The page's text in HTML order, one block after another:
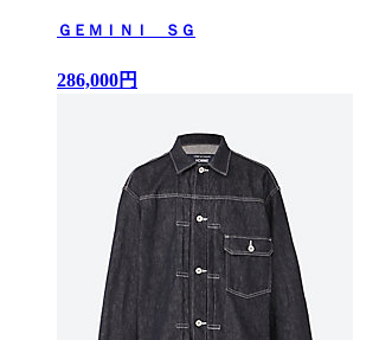
ＧＥＭＩＮＩ ＳＧ
286,000円